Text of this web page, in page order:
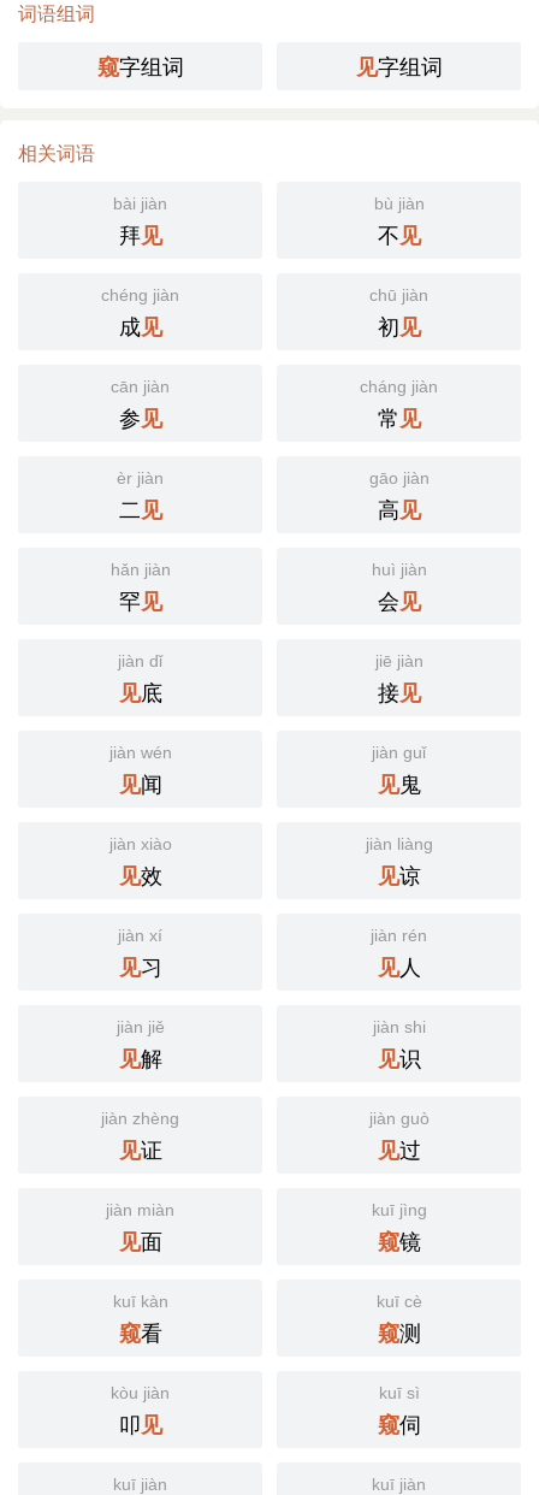
词语组词
窥字组词 见字组词
相关词语
bài jiàn
拜见
bù jiàn
不见
chéng jiàn
成见
chū jiàn
初见
cān jiàn
参见
cháng jiàn
常见
èr jiàn
二见
gāo jiàn
高见
hǎn jiàn
罕见
huì jiàn
会见
jiàn dǐ
见底
jiē jiàn
接见
jiàn wén
见闻
jiàn guǐ
见鬼
jiàn xiào
见效
jiàn liàng
见谅
jiàn xí
见习
jiàn rén
见人
jiàn jiě
见解
jiàn shi
见识
jiàn zhèng
见证
jiàn guò
见过
jiàn miàn
见面
kuī jìng
窥镜
kuī kàn
窥看
kuī cè
窥测
kòu jiàn
叩见
kuī sì
窥伺
kuī jiàn kuī jiàn